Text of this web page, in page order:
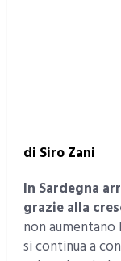
di Siro Zani
In Sardegna
grazie alla
non aumentano
si continua a